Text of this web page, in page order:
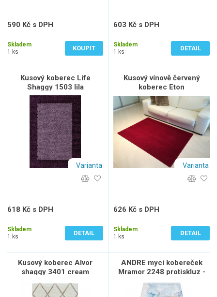
590 Kč s DPH
Skladem
1 ks
KOUPIT
603 Kč s DPH
Skladem
1 ks
DETAIL
Kusový koberec Life
Shaggy 1503 lila
Varianta
618 Kč s DPH
Skladem
1 ks
DETAIL
Kusový vínově červený
koberec Eton
Varianta
626 Kč s DPH
Skladem
1 ks
DETAIL
Kusový koberec Alvor
shaggy 3401 cream
ANDRE mycí kobereček
Mramor 2248 protiskluz -
modrý